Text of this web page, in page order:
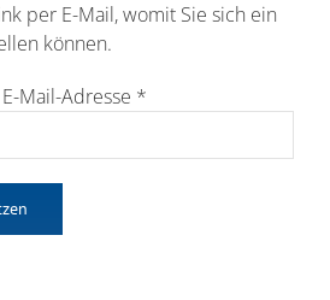
per E-Mail, womit Sie sich ein
können.
Mail-Adresse *